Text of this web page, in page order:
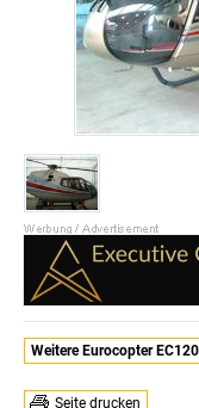
Weitere Eurocopter
Seite drucken